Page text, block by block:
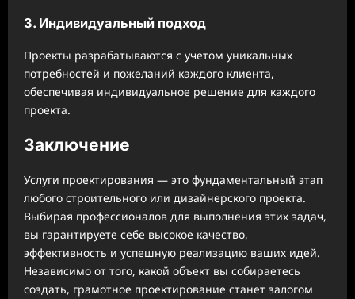
3. Индивидуальный подход
Проекты разрабатываются с учетом уникальных
потребностей и пожеланий каждого клиента,
обеспечивая индивидуальное решение для каждого
проекта.
Заключение
Услуги проектирования — это фундаментальный этап
любого строительного или дизайнерского проекта.
Выбирая профессионалов для выполнения этих задач,
вы гарантируете себе высокое качество,
эффективность и успешную реализацию ваших идей.
Независимо от того, какой объект вы собираетесь
создать, грамотное проектирование станет залогом